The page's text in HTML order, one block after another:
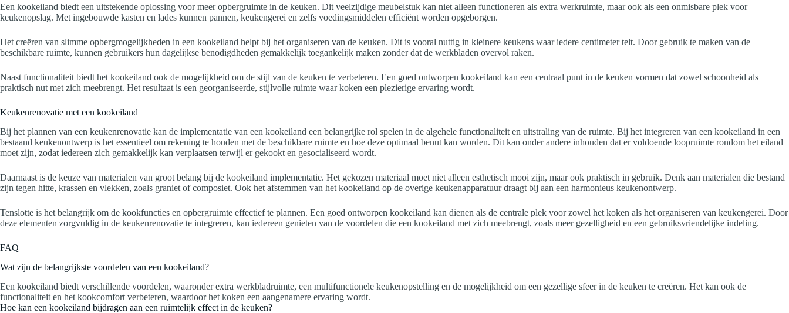
Een kookeiland biedt een uitstekende oplossing voor meer opbergruimte in de keuken. Dit veelzijdige meubelstuk kan niet alleen functioneren als extra werkruimte, maar ook als een onmisbare plek voor
keukenopslag. Met ingebouwde kasten en lades kunnen pannen, keukengerei en zelfs voedingsmiddelen efficiënt worden opgeborgen.
Het creëren van slimme opbergmogelijkheden in een kookeiland helpt bij het organiseren van de keuken. Dit is vooral nuttig in kleinere keukens waar iedere centimeter telt. Door gebruik te maken van de
beschikbare ruimte, kunnen gebruikers hun dagelijkse benodigdheden gemakkelijk toegankelijk maken zonder dat de werkbladen overvol raken.
Naast functionaliteit biedt het kookeiland ook de mogelijkheid om de stijl van de keuken te verbeteren. Een goed ontworpen kookeiland kan een centraal punt in de keuken vormen dat zowel schoonheid als
praktisch nut met zich meebrengt. Het resultaat is een georganiseerde, stijlvolle ruimte waar koken een plezierige ervaring wordt.
Keukenrenovatie met een kookeiland
Bij het plannen van een keukenrenovatie kan de implementatie van een kookeiland een belangrijke rol spelen in de algehele functionaliteit en uitstraling van de ruimte. Bij het integreren van een kookeiland in een
bestaand keukenontwerp is het essentieel om rekening te houden met de beschikbare ruimte en hoe deze optimaal benut kan worden. Dit kan onder andere inhouden dat er voldoende loopruimte rondom het eiland
moet zijn, zodat iedereen zich gemakkelijk kan verplaatsen terwijl er gekookt en gesocialiseerd wordt.
Daarnaast is de keuze van materialen van groot belang bij de kookeiland implementatie. Het gekozen materiaal moet niet alleen esthetisch mooi zijn, maar ook praktisch in gebruik. Denk aan materialen die bestand
zijn tegen hitte, krassen en vlekken, zoals graniet of composiet. Ook het afstemmen van het kookeiland op de overige keukenapparatuur draagt bij aan een harmonieus keukenontwerp.
Tenslotte is het belangrijk om de kookfuncties en opbergruimte effectief te plannen. Een goed ontworpen kookeiland kan dienen als de centrale plek voor zowel het koken als het organiseren van keukengerei. Door
deze elementen zorgvuldig in de keukenrenovatie te integreren, kan iedereen genieten van de voordelen die een kookeiland met zich meebrengt, zoals meer gezelligheid en een gebruiksvriendelijke indeling.
FAQ
Wat zijn de belangrijkste voordelen van een kookeiland?
Een kookeiland biedt verschillende voordelen, waaronder extra werkbladruimte, een multifunctionele keukenopstelling en de mogelijkheid om een gezellige sfeer in de keuken te creëren. Het kan ook de
functionaliteit en het kookcomfort verbeteren, waardoor het koken een aangenamere ervaring wordt.
Hoe kan een kookeiland bijdragen aan een ruimtelijk effect in de keuken?